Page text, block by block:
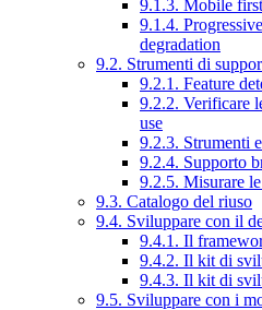
9.1.3. Mobile first
9.1.4.
degradation
9.2. Strumenti di
9.2.1. Feature
9.2.2. Verificare
use
9.2.3. Strumenti
9.2.4. Supporto
9.2.5. Misurare
9.3. Catalogo del riuso
9.4. Sviluppare con il
9.4.1. Il
9.4.2. Il kit di
9.4.3. Il kit di
9.5. Sviluppare con i